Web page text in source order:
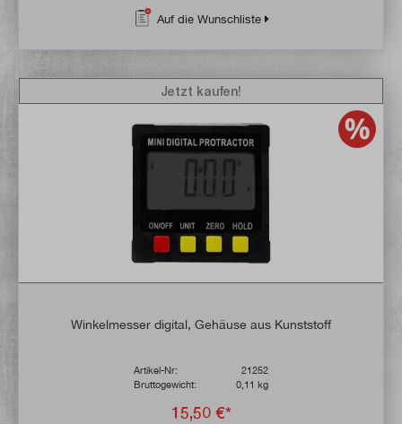
Auf die Wunschliste
Winkelmesser digital, Gehäuse aus Kunststoff
Artikel-Nr:
21252
Bruttogewicht:
0,11 kg
15,50 €*
Jetzt kaufen!